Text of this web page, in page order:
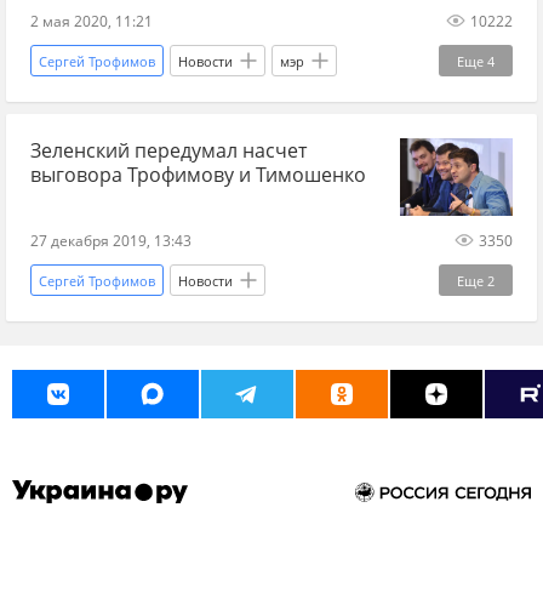
2 мая 2020, 11:21 10222
Еще 4
Сергей Трофимов Новости мэр
Черкассы карантин Офис президента
Анатолий Бондаренко
Зеленский передумал насчет
выговора Трофимову и Тимошенко
27 декабря 2019, 13:43 3350
Еще 2
Сергей Трофимов Новости
Владимир Зеленский Кирилл Тимошенко